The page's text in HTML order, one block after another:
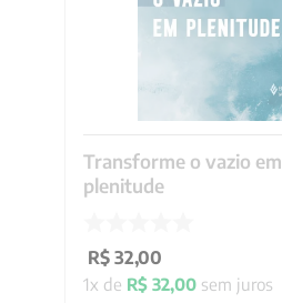
Transforme o vazio em
plenitude
R$ 32,00
1x de R$ 32,00 sem juros